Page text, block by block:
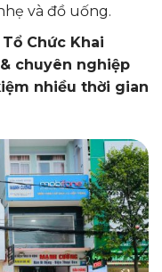
và đồ uống.
Chức Khai
chuyên nghiệp
nhiều thời gian